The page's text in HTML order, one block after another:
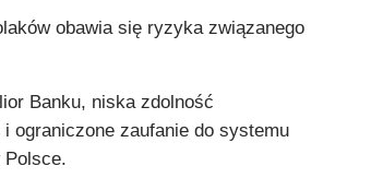
obawia się ryzyka związanego
Banku, niska zdolność
ograniczone zaufanie do systemu
Polsce.